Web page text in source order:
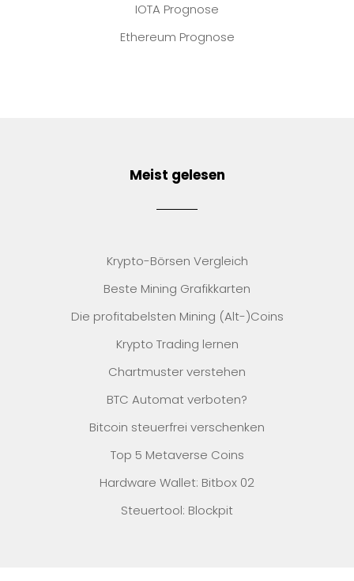
IOTA Prognose
Ethereum Prognose
Meist gelesen
Krypto-Börsen Vergleich
Beste Mining Grafikkarten
Die profitabelsten Mining (Alt-)Coins
Krypto Trading lernen
Chartmuster verstehen
BTC Automat verboten?
Bitcoin steuerfrei verschenken
Top 5 Metaverse Coins
Hardware Wallet: Bitbox 02
Steuertool: Blockpit